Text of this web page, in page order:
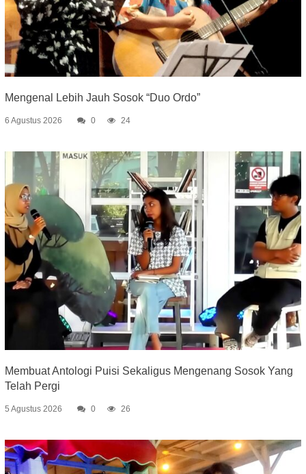
Mengenal Lebih Jauh Sosok “Duo Ordo”
6 Agustus 2026 0 24
Membuat Antologi Puisi Sekaligus Mengenang Sosok Yang
Telah Pergi
5 Agustus 2026 0 26